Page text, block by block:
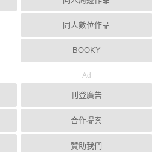
同人數位作品
BOOKY
Ad
刊登廣告
合作提案
贊助我們